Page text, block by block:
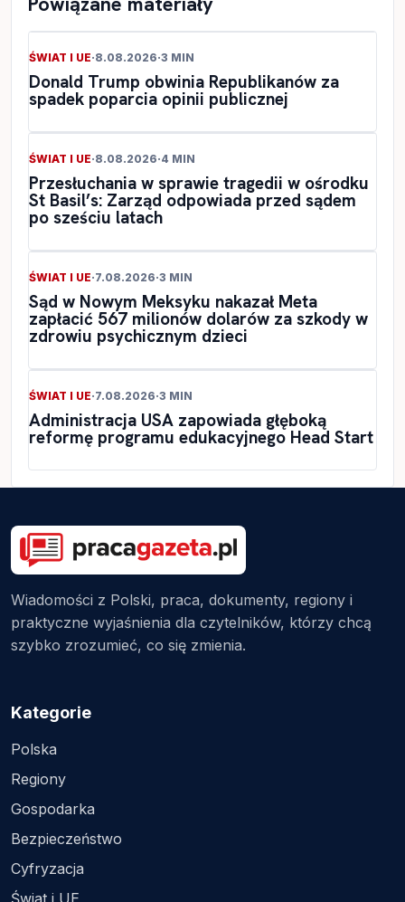
ŚWIAT I UE·8.08.2026·3 MIN
Donald Trump obwinia Republikanów za
spadek poparcia opinii publicznej
ŚWIAT I UE·8.08.2026·4 MIN
Przesłuchania w sprawie tragedii w ośrodku
St Basil’s: Zarząd odpowiada przed sądem
po sześciu latach
ŚWIAT I UE·7.08.2026·3 MIN
Sąd w Nowym Meksyku nakazał Meta
zapłacić 567 milionów dolarów za szkody w
zdrowiu psychicznym dzieci
ŚWIAT I UE·7.08.2026·3 MIN
Administracja USA zapowiada głęboką
reformę programu edukacyjnego Head Start
Wiadomości z Polski, praca, dokumenty, regiony i
praktyczne wyjaśnienia dla czytelników, którzy chcą
szybko zrozumieć, co się zmienia.
Kategorie
Polska
Regiony
Gospodarka
Bezpieczeństwo
Cyfryzacja
Świat i UE